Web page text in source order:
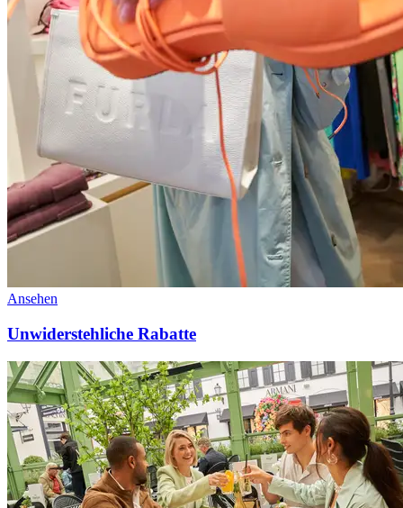
Ansehen
Unwiderstehliche Rabatte